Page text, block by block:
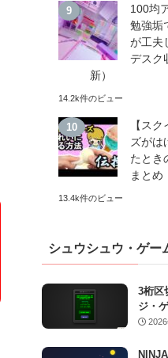
100均
勉強垢
が工夫
デスク
新）
14.2k件のビュー
【ス
ズがは
たとき
まとめ
13.4k件のビュー
シュウシュウ・ゲー
3桁区
ジ・